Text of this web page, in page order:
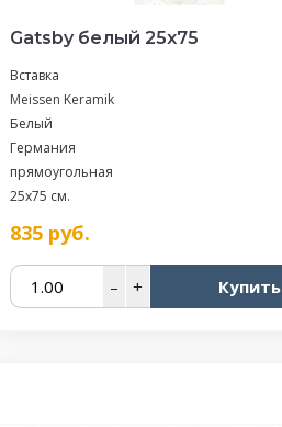
Gatsby белый 25х75
Вставка
Meissen Keramik
Белый
Германия
прямоугольная
25x75 см.
835руб.
– + Купить